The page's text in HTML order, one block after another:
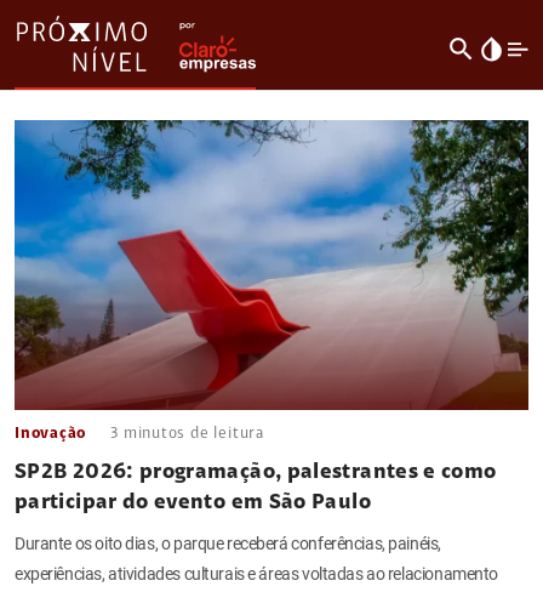
search invert_colors
Inovação 3 minutos de leitura
SP2B 2026: programação, palestrantes e como
participar do evento em São Paulo
Durante os oito dias, o parque receberá conferências, painéis,
experiências, atividades culturais e áreas voltadas ao relacionamento